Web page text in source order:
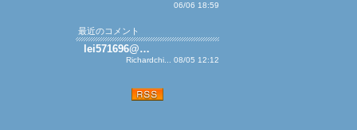
06/06 18:59
最近のコメント
lei571696@…
Richardchi... 08/05 12:12